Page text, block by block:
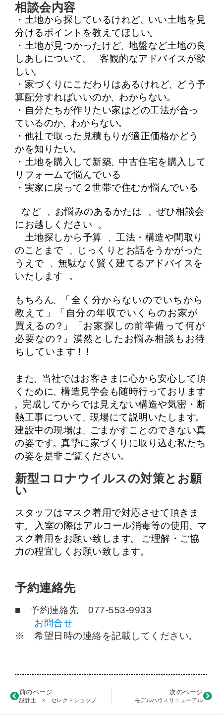
相談会内容
・土地から探しているけれど、いい土地を見
分けるポイントを教えてほしい。
・土地が見つかったけど、地盤など土地の良
しあしについて、
客観的なアドバイスが欲
しい。
・家づくりにこだわりはあるけれど、 どう予
算配分すればいいのか、わからない。
・自分たちが作りたい家はどの工法が合っ
ているのか、わからない。
・他社で取った見積もりが適正価格かどう
かを知りたい。
・ 土地を購入して新築、中古住宅を購入して
リフォームで悩んでいる
・ 実家に戻って２世帯で住むか悩んでいる
など 、お悩みのあるかたは 、ぜひ相談会
にお越しください
。
土地探しから予算
、工法・構造や間取り
のこと まで 、 じっくりとお話をうかがった
うえで
、無駄なく賢く建てるアドバイスを
いたします
。
もちろん、
「全く分からないのでいちから
教えて」「自分の年収でいくらのお家が
買えるの？ 」「お家探しの前準備って何が
必要なの？ 」漠然としたお悩み相談もお待
ちしています ！ ！
また、当社ではお客さまに心から安心して頂
くために、構造見学会も随時行っております
。完成してからでは見えない構造や気密・断
熱工事について、現場にて説明いたします。
建設中の現場は、 ごまかすことのできない真
の姿です。真摯に家づくりに取り込む私たち
の姿を是非ご覧ください。
新型コロナウイルスの対策とお願
い
スタッフはマスク着用で対応させて頂きま
す。 入室の際はアルコール消毒等の使用、マ
スク着用をお願い致します。
ご理解・ご協
力の程宜しくお願い致します。
予約連絡先
■ 予約連絡先 077-553-9933
お問合せ
※ 希望日時の連絡を記載してください。
前のページ
設計士 × セレクトショップ
次のページ
モデルハウスリニューアル